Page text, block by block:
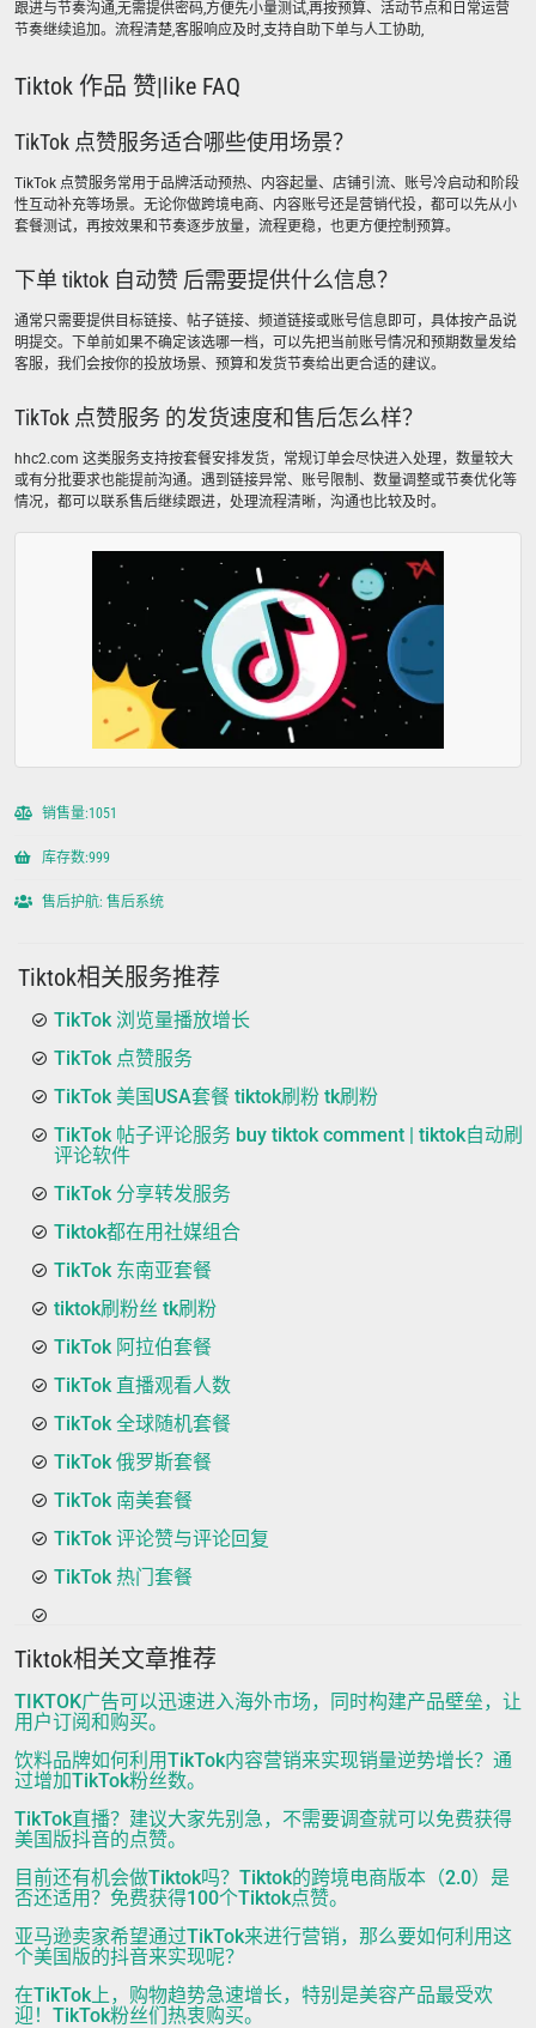
跟进与节奏沟通,无需提供密码,方便先小量测试,再按预算、活动节点和日常运营
节奏继续追加。流程清楚,客服响应及时,支持自助下单与人工协助,
Tiktok 作品 赞|like FAQ
TikTok 点赞服务适合哪些使用场景？
TikTok 点赞服务常用于品牌活动预热、内容起量、店铺引流、账号冷启动和阶段
性互动补充等场景。无论你做跨境电商、内容账号还是营销代投，都可以先从小
套餐测试，再按效果和节奏逐步放量，流程更稳，也更方便控制预算。
下单 tiktok 自动赞 后需要提供什么信息？
通常只需要提供目标链接、帖子链接、频道链接或账号信息即可，具体按产品说
明提交。下单前如果不确定该选哪一档，可以先把当前账号情况和预期数量发给
客服，我们会按你的投放场景、预算和发货节奏给出更合适的建议。
TikTok 点赞服务 的发货速度和售后怎么样？
hhc2.com 这类服务支持按套餐安排发货，常规订单会尽快进入处理，数量较大
或有分批要求也能提前沟通。遇到链接异常、账号限制、数量调整或节奏优化等
情况，都可以联系售后继续跟进，处理流程清晰，沟通也比较及时。
销售量:1051
库存数:999
售后护航: 售后系统
Tiktok相关服务推荐
TikTok 浏览量播放增长
TikTok 点赞服务
TikTok 美国USA套餐 tiktok刷粉 tk刷粉
TikTok 帖子评论服务 buy tiktok comment | tiktok自动刷
评论软件
TikTok 分享转发服务
Tiktok都在用社媒组合
TikTok 东南亚套餐
tiktok刷粉丝 tk刷粉
TikTok 阿拉伯套餐
TikTok 直播观看人数
TikTok 全球随机套餐
TikTok 俄罗斯套餐
TikTok 南美套餐
TikTok 评论赞与评论回复
TikTok 热门套餐
Tiktok相关文章推荐
TIKTOK广告可以迅速进入海外市场，同时构建产品壁垒，让
用户订阅和购买。
饮料品牌如何利用TikTok内容营销来实现销量逆势增长？通
过增加TikTok粉丝数。
TikTok直播？建议大家先别急，不需要调查就可以免费获得
美国版抖音的点赞。
目前还有机会做Tiktok吗？Tiktok的跨境电商版本（2.0）是
否还适用？免费获得100个Tiktok点赞。
亚马逊卖家希望通过TikTok来进行营销，那么要如何利用这
个美国版的抖音来实现呢？
在TikTok上，购物趋势急速增长，特别是美容产品最受欢
迎！TikTok粉丝们热衷购买。